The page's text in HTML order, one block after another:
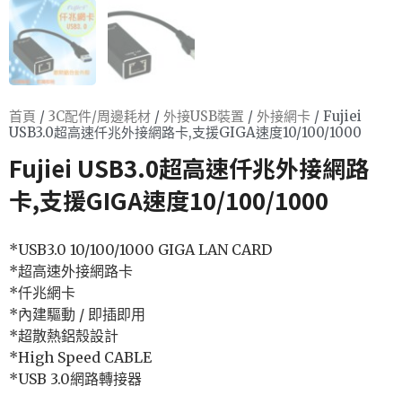
首頁 / 3C配件/周邊耗材 / 外接USB裝置 / 外接網卡 / Fujiei
USB3.0超高速仟兆外接網路卡,支援GIGA速度10/100/1000
Fujiei USB3.0超高速仟兆外接網路
卡,支援GIGA速度10/100/1000
*USB3.0 10/100/1000 GIGA LAN CARD
*超高速外接網路卡
*仟兆網卡
*內建驅動 / 即插即用
*超散熱鋁殼設計
*High Speed CABLE
*USB 3.0網路轉接器